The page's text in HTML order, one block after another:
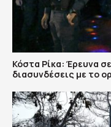
Κόστα Ρίκα: Έρευνα
διασυνδέσεις με το